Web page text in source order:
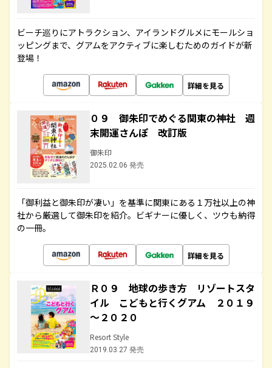
ビーチ巡りにアトラクション、アイランドグルメにモールショ
ッピングまで、グアムをアクティブに楽しむためのガイドが新
登場！
詳細を見る
０９ 御朱印でめぐる関東の神社 週
末開運さんぽ 改訂版
御朱印
2025.02.06 発売
「御利益と御朱印が凄い」を基準に関東にある１万社以上の神
社から厳選して御朱印を紹介。ビギナーに優しく、ツウも納得
の一冊。
詳細を見る
Ｒ０９ 地球の歩き方 リゾートスタ
イル こどもと行くグアム ２０１９
～２０２０
Resort Style
2019.03.27 発売